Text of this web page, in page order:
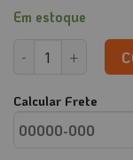
Em estoque
Almofada Lombar
Calcular Frete